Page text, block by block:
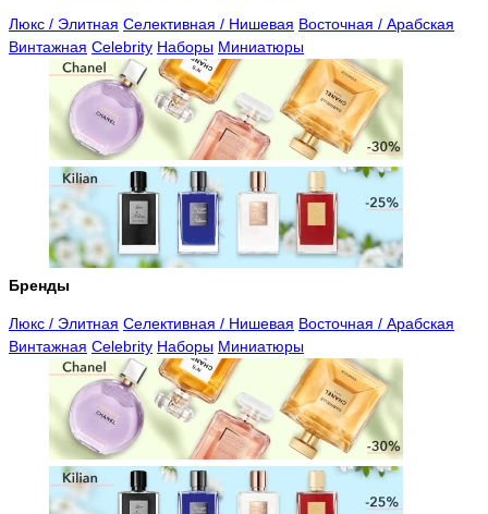
Люкс / Элитная Селективная / Нишевая Восточная / Арабская
Винтажная Celebrity Наборы Миниатюры
Бренды
Люкс / Элитная Селективная / Нишевая Восточная / Арабская
Винтажная Celebrity Наборы Миниатюры